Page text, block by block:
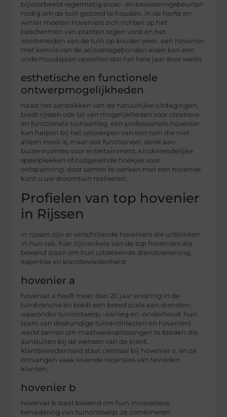
bijvoorbeeld regelmatig snoei- en bewateringsbeurten
nodig om de tuin gezond te houden. in de herfst en
winter moeten hoveniers zich richten op het
beschermen van planten tegen vorst en het
voorbereiden van de tuin op kouder weer. een hovenier
met kennis van de seizoensgebonden eisen kan een
onderhoudsplan opstellen dat het hele jaar door werkt.
esthetische en functionele
ontwerpmogelijkheden
naast het aanpakken van de natuurlijke uitdagingen,
biedt rijssen ook tal van mogelijkheden voor creatieve
en functionele tuinaanleg. een professionele hovenier
kan helpen bij het ontwerpen van een tuin die niet
alleen mooi is, maar ook functioneel. denk aan
buitenruimtes voor entertainment, kindvriendelijke
speelplekken of rustgevende hoekjes voor
ontspanning. door samen te werken met een hovenier
kunt u uw droomtuin realiseren.
Profielen van top hovenier
in Rijssen
in rijssen zijn er verschillende hoveniers die uitblinken
in hun vak. hier zijn enkele van de top hoveniers die
bekend staan om hun uitstekende dienstverlening,
expertise en klanttevredenheid:
hovenier a
hovenier a heeft meer dan 20 jaar ervaring in de
tuinbranche en biedt een breed scala aan diensten,
waaronder tuinontwerp, -aanleg en -onderhoud. hun
team van deskundige tuinarchitecten en hoveniers
werkt samen om maatwerkoplossingen te bieden die
aansluiten bij de wensen van de klant.
klanttevredenheid staat centraal bij hovenier a, en ze
ontvangen vaak lovende recensies van tevreden
klanten.
hovenier b
hovenier b staat bekend om hun innovatieve
benadering van tuinontwerp. ze combineren